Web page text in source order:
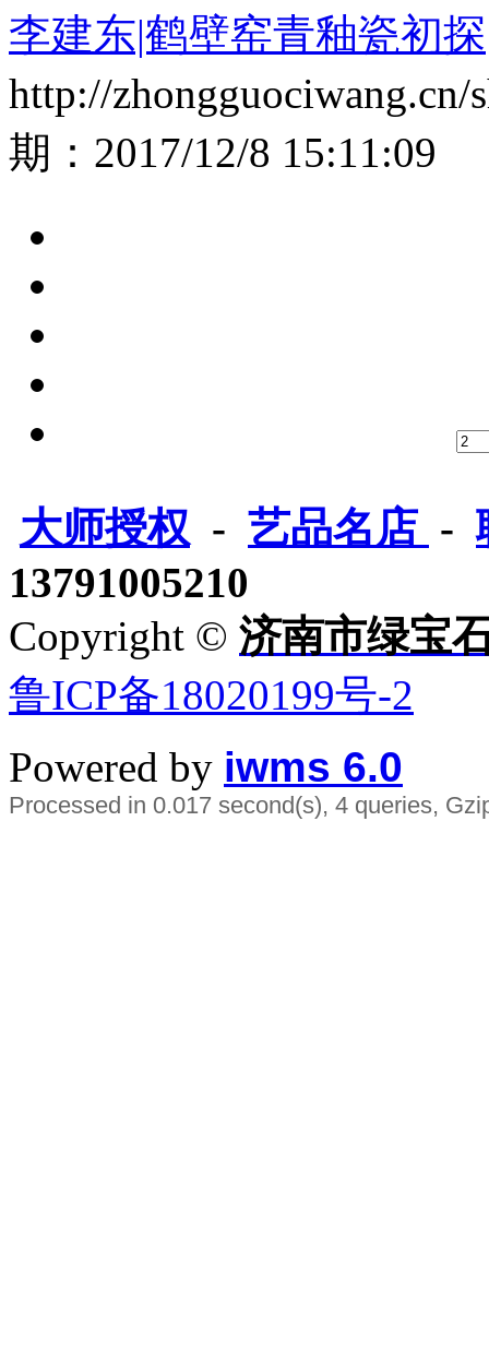
李建东|鹤壁窑青釉瓷初探
http://zhongguociwang.cn/
期： 2017/12/8 15:11:09
大师授权 - 艺品名店 -
13791005210
Copyright © 济南市绿宝
鲁ICP备18020199号-2
Powered by iwms 6.0
Processed in 0.017 second(s), 4 queries,